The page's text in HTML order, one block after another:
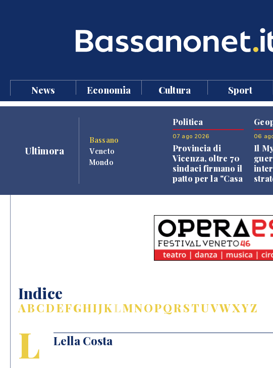
News Economia Cultura Sport
Ultimora
Bassano
Veneto
Mondo
Politica
07 ago 2026
Provincia di
Vicenza, oltre 70
sindaci firmano il
patto per la "Casa
06
Il
Indice
ABCDEFGHIJKLMNOPQRSTUVWXYZ
L Lella Costa